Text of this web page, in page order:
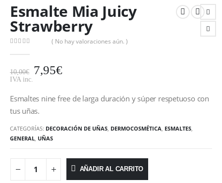
Esmalte Mia Juicy
Strawberry
( No hay valoraciones aún. )
10,00€ 7,95€
IVA inc.
Esmaltes nine free de larga duración y súper respetuoso con
tus uñas.
CATEGORÍAS: DECORACIÓN DE UÑAS, DERMOCOSMÉTICA, ESMALTES,
GENERAL, UÑAS
AÑADIR AL CARRITO